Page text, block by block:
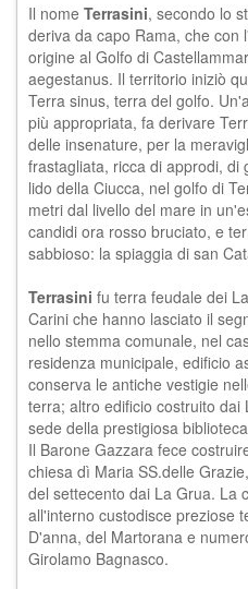
Il nome Terrasini, secondo lo
deriva da capo Rama, che con
origine al Golfo di
aegestanus. Il territorio iniziò
Terra sinus, terra del golfo.
più appropriata, fa derivare
delle insenature, per la
frastagliata, ricca di approdi, di
lido della Ciucca, nel golfo di
metri dal livello del mare in
candidi ora rosso bruciato, e
sabbioso: la spiaggia di san
Terrasini fu terra feudale dei
Carini che hanno lasciato il
nello stemma comunale, nel
residenza municipale, edificio
conserva le antiche vestigie
terra; altro edificio costruito dai
sede della prestigiosa
Il Barone Gazzara fece
chiesa dì Maria SS.delle
del settecento dai La Grua. La
all'interno custodisce preziose
D'anna, del Martorana e
Girolamo Bagnasco.